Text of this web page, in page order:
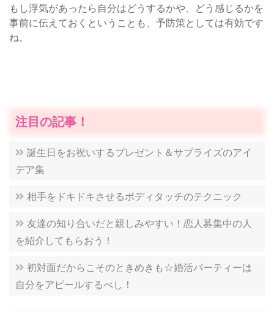
もし浮気があったら自分はどうするかや、どう感じるかを
事前に伝えておくということも、予防策としては有効です
ね。
注目の記事！
誕生日をお祝いするプレゼント＆サプライズのアイ
デア集
相手をドキドキさせるボディタッチのテクニック
友達の知り合いだと親しみやすい！恋人募集中の人
を紹介してもらおう！
初対面だからこそのときめきも☆婚活パーティーは
自分をアピールするべし！